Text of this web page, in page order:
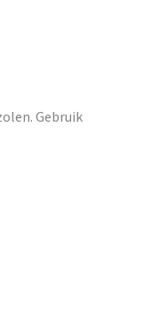
Gebruik